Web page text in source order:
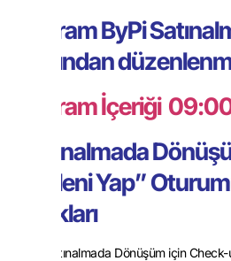
Program ByPi
tarafından
Program İçeriği
“Satınalmada
Hamleni Yap”
Başlıkları
Satınalmada Dönüşüm için